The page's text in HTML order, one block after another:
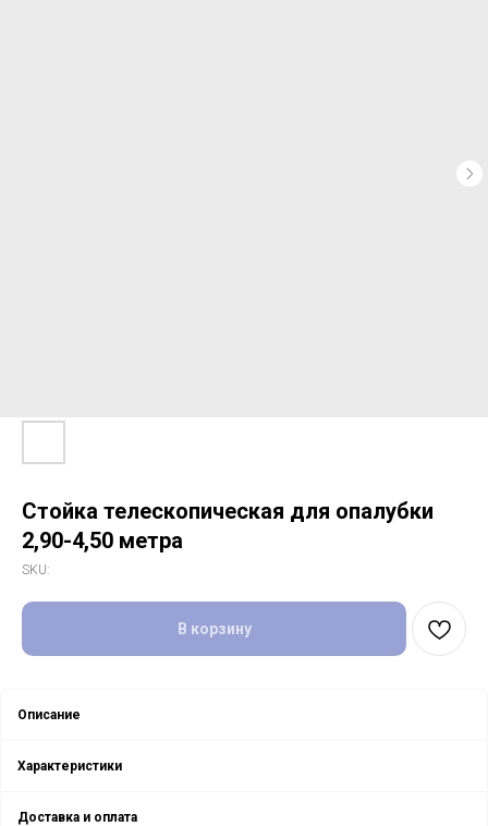
Стойка телескопическая для опалубки
2,90-4,50 метра
SKU:
В корзину
Описание
Характеристики
Доставка и оплата